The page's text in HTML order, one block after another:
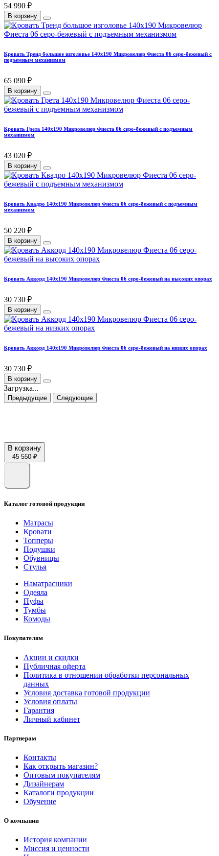
54 990 ₽
В корзину
Кровать Тренд большое изголовье 140х190 Микровелюр Фиеста 06 серо-бежевый с
подъемным механизмом
65 090 ₽
В корзину
Кровать Грета 140х190 Микровелюр Фиеста 06 серо-бежевый с подъемным
механизмом
43 020 ₽
В корзину
Кровать Квадро 140х190 Микровелюр Фиеста 06 серо-бежевый с подъемным
механизмом
50 220 ₽
В корзину
Кровать Аккорд 140х190 Микровелюр Фиеста 06 серо-бежевый на высоких опорах
30 730 ₽
В корзину
Кровать Аккорд 140х190 Микровелюр Фиеста 06 серо-бежевый на низких опорах
30 730 ₽
В корзину
Загрузка...
Предыдущие Следующие
В корзину
45 550 ₽
Каталог готовой продукции
Матрасы
Кровати
Топперы
Подушки
Обувницы
Стулья
Наматрасники
Одеяла
Пуфы
Тумбы
Комоды
Покупателям
Акции и скидки
Публичная оферта
Политика в отношении обработки персональных
данных
Условия доставка готовой продукции
Условия оплаты
Гарантия
Личный кабинет
Партнерам
Контакты
Как открыть магазин?
Оптовым покупателям
Дизайнерам
Каталоги продукции
Обучение
О компании
История компании
Миссия и ценности